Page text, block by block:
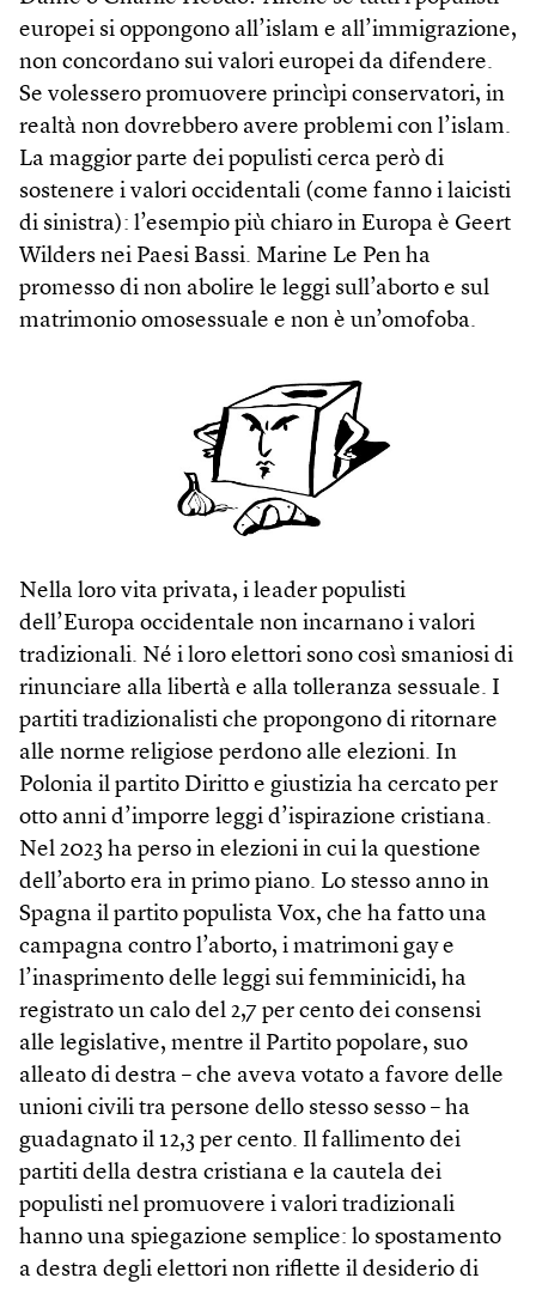
europei si oppongono all’islam e all’immigrazione,
non concordano sui valori europei da difendere.
Se volessero promuovere princìpi conservatori, in
realtà non dovrebbero avere problemi con l’islam.
La maggior parte dei populisti cerca però di
sostenere i valori occidentali (come fanno i laicisti
di sinistra): l’esempio più chiaro in Europa è Geert
Wilders nei Paesi Bassi. Marine Le Pen ha
promesso di non abolire le leggi sull’aborto e sul
matrimonio omosessuale e non è un’omofoba.
Nella loro vita privata, i leader populisti
dell’Europa occidentale non incarnano i valori
tradizionali. Né i loro elettori sono così smaniosi di
rinunciare alla libertà e alla tolleranza sessuale. I
partiti tradizionalisti che propongono di ritornare
alle norme religiose perdono alle elezioni. In
Polonia il partito Diritto e giustizia ha cercato per
otto anni d’imporre leggi d’ispirazione cristiana.
Nel 2023 ha perso in elezioni in cui la questione
dell’aborto era in primo piano. Lo stesso anno in
Spagna il partito populista Vox, che ha fatto una
campagna contro l’aborto, i matrimoni gay e
l’inasprimento delle leggi sui femminicidi, ha
registrato un calo del 2,7 per cento dei consensi
alle legislative, mentre il Partito popolare, suo
alleato di destra – che aveva votato a favore delle
unioni civili tra persone dello stesso sesso – ha
guadagnato il 12,3 per cento. Il fallimento dei
partiti della destra cristiana e la cautela dei
populisti nel promuovere i valori tradizionali
hanno una spiegazione semplice: lo spostamento
a destra degli elettori non riflette il desiderio di